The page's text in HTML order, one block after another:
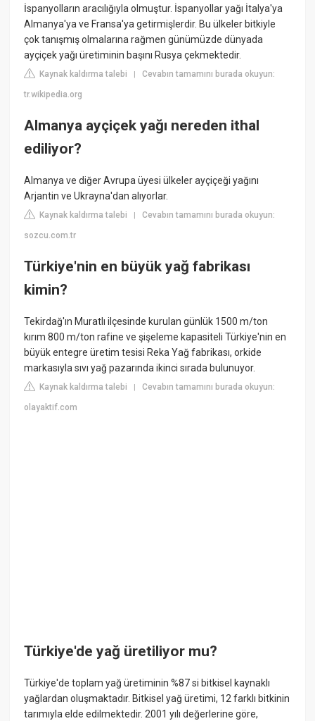
İspanyolların aracılığıyla olmuştur. İspanyollar yağı İtalya'ya
Almanya'ya ve Fransa'ya getirmişlerdir. Bu ülkeler bitkiyle
çok tanışmış olmalarına rağmen günümüzde dünyada
ayçiçek yağı üretiminin başını Rusya çekmektedir.
Kaynak kaldırma talebi |Cevabın tamamını burada okuyun:
tr.wikipedia.org
Almanya ayçiçek yağı nereden ithal
ediliyor?
Almanya ve diğer Avrupa üyesi ülkeler ayçiçeği yağını
Arjantin ve Ukrayna'dan alıyorlar.
Kaynak kaldırma talebi |Cevabın tamamını burada okuyun:
sozcu.com.tr
Türkiye'nin en büyük yağ fabrikası
kimin?
Tekirdağ'ın Muratlı ilçesinde kurulan günlük 1500 m/ton
kırım 800 m/ton rafine ve şişeleme kapasiteli Türkiye'nin en
büyük entegre üretim tesisi Reka Yağ fabrikası, orkide
markasıyla sıvı yağ pazarında ikinci sırada bulunuyor.
Kaynak kaldırma talebi |Cevabın tamamını burada okuyun:
olayaktif.com
Türkiye'de yağ üretiliyor mu?
Türkiye'de toplam yağ üretiminin %87 si bitkisel kaynaklı
yağlardan oluşmaktadır. Bitkisel yağ üretimi, 12 farklı bitkinin
tarımıyla elde edilmektedir. 2001 yılı değerlerine göre,